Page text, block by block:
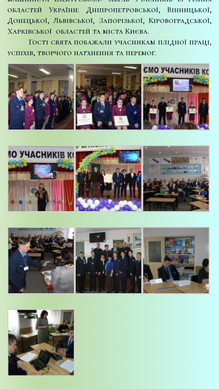
областей України: Дніпропетровської, Вінницької,
Донецької, Львівської, Запорізької, Кіровоградської,
Харківської областей та міста Києва.
Гості свята побажали учасникам плідної праці,
успіхів, творчого натхнення та перемог.